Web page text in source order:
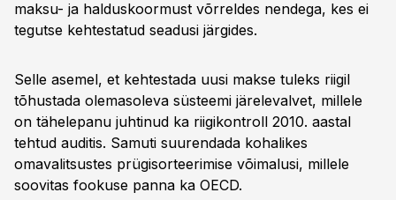
maksu- ja halduskoormust võrreldes nendega, kes ei
tegutse kehtestatud seadusi järgides.
Selle asemel, et kehtestada uusi makse tuleks riigil
tõhustada olemasoleva süsteemi järelevalvet, millele
on tähelepanu juhtinud ka riigikontroll 2010. aastal
tehtud auditis. Samuti suurendada kohalikes
omavalitsustes prügisorteerimise võimalusi, millele
soovitas fookuse panna ka OECD.